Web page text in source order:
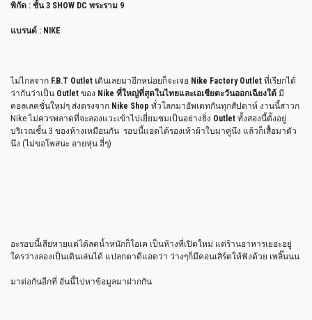
พิกัด : ชั้น 3 SHOW DC พระราม 9
แบรนด์ : NIKE
ไม่ไกลจาก F.B.T Outlet เดินเลยมาอีกหน่อยก็จะเจอ Nike Factory Outlet ที่เรียกได้
ว่ากันว่าเป็น Outlet ของ Nike ที่ใหญ่ที่สุดในไทยและเอเชียตะวันออกเฉียงใต้ มี
คอลเลคชั่นใหม่ๆ ส่งตรงจาก Nike Shop ทั่วโลกมาอัพเดทกันทุกสัปดาห์ งานนี้สาวก
Nike ไม่ควรพลาดที่จะลองแวะเข้าไปเยี่ยมชมเป็นอย่างยิ่ง Outlet ทั้งสองนี้ตั้งอยู่
บริเวณชั้น 3 ของห้างเหมือนกัน รอบนี้แอดได้รองเท้าผ้าใบมาคู่นึง แล้วก็เสื้อมาตัว
นึง (ไม่ขอโพสนะ อายหุ่น ฮี่ๆ)
อะรอบนี้เสียหายแต่ได้ลดน้ำหนักก็โอเค เป็นห้างที่เปิดใหม่ แต่ร้านอาหารเยอะอยู่
ใครว่างลองเป็นเดินเล่นได้ แปลกตาดีแอดว่า ว่างๆก็มีคอนเสิร์ตให้ฟังด้วย เพลิ๊นนน
มาต่อกันอีกที่ อันนี้ไปหาข้อมูลมาฝากกัน